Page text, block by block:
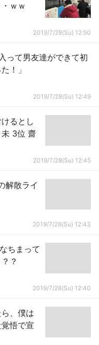
ｗｗ
2019/7/28(Su) 12:50
って男友達ができて初
！」
2019/7/28(Su) 12:49
るとし
3位 齋
2019/7/28(Su) 12:45
解散ライ
2019/7/28(Su) 12:43
ちまって
？
2019/7/28(Su) 12:40
、僕は
悟で宣